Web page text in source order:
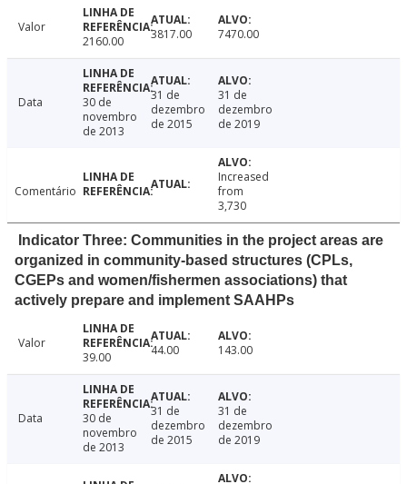
Valor
2160.00
3817.00 7470.00
Data
30 de
novembro
de 2013
31 de
dezembro
de 2015
31 de
dezembro
de 2019
Comentário
Increased
from
3,730
Indicator Three: Communities in the project areas are
organized in community-based structures (CPLs,
CGEPs and women/fishermen associations) that
actively prepare and implement SAAHPs
Valor
39.00
44.00 143.00
Data
30 de
novembro
de 2013
31 de
dezembro
de 2015
31 de
dezembro
de 2019